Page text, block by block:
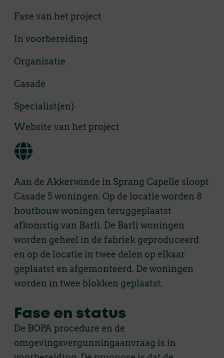
Aan de Akkerwinde in Sprang Capelle sloopt
Casade 5 woningen. Op de locatie worden 8
houtbouw woningen teruggeplaatst
afkomstig van Barli. De Barli woningen
worden geheel in de fabriek geproduceerd
en op de locatie in twee delen op elkaar
geplaatst en afgemonteerd. De woningen
worden in twee blokken geplaatst.
Fase en status
De BOPA procedure en de
omgevingsvergunningaanvraag is in
Fase van het project
In voorbereiding
Organisatie
Casade
Specialist(en)
Website van het project